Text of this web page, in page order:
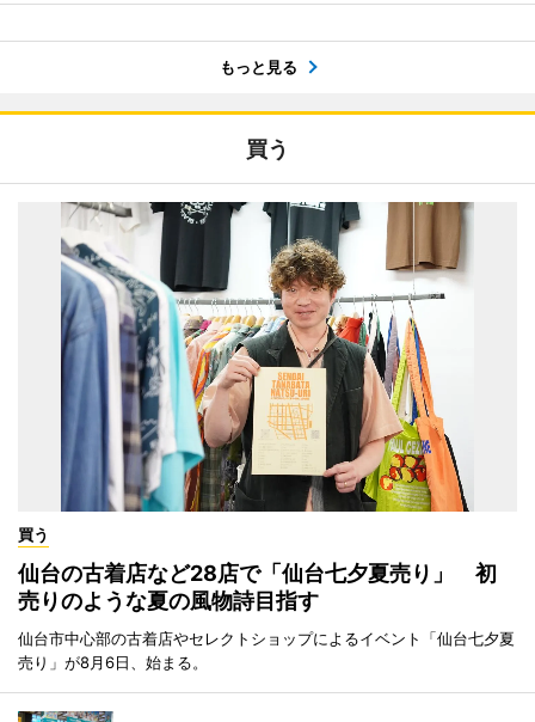
もっと見る
買う
買う
仙台の古着店など28店で「仙台七夕夏売り」 初
売りのような夏の風物詩目指す
仙台市中心部の古着店やセレクトショップによるイベント「仙台七夕夏
売り」が8月6日、始まる。